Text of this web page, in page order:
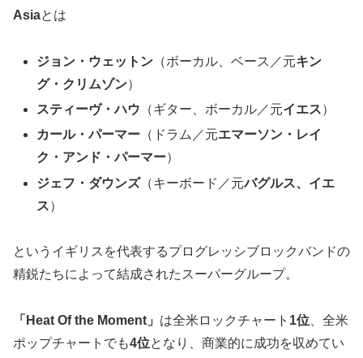
Asiaとは
ジョン・ウェットン （ボーカル、ベース／元キン
グ・クリムゾン）
スティーヴ・ハウ （ギター、ボーカル／元イエス）
カール・パーマー （ドラム／元エマーソン・レイ
ク・アンド・パーマー）
ジェフ・ダウンズ（キーボード／元バグルス、イエ
ス）
というイギリスを代表するプログレッシブロックバンドの
精鋭たちによって結成されたスーパーグループ。
「Heat Of the Moment」 は全米ロックチャート 1位 、全米
ポップチャートでも4位となり、商業的に成功を収めてい